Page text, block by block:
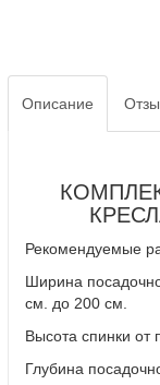
Описание
Рекомендуемые
Ширина
см. до 200 см.
Высота спинки от
Глубина